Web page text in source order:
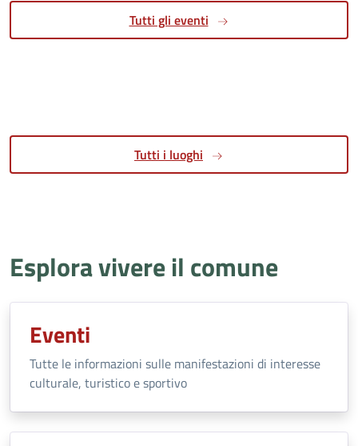
Tutti gli eventi
Tutti i luoghi
Esplora vivere il comune
Eventi
Tutte le informazioni sulle manifestazioni di interesse
culturale, turistico e sportivo